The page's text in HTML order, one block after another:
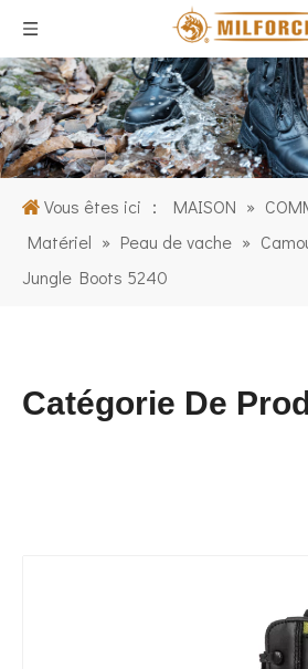
Vous êtes ici ： MAISON »
Matériel » Peau de vache »
Jungle Boots 5240
Catégorie De